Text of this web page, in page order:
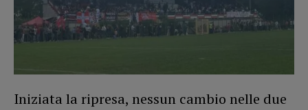
Iniziata la ripresa, nessun cambio nelle due